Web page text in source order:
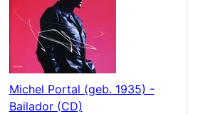
Michel Portal (geb. 1935) -
Bailador (CD)